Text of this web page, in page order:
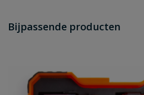
dit product?
Schrijf zelf een beoordeling
Uw waardering:
Bijpassende producten